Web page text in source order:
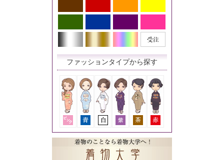
ファッションタイプから探す